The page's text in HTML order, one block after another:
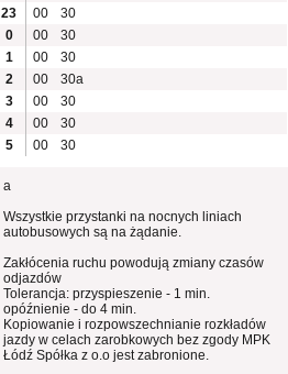
23
00
30
0
00
30
1
00
30
2
00
30a
3
00
30
4
00
30
5
00 30
a
Wszystkie przystanki na nocnych liniach
autobusowych są na żądanie.
Zakłócenia ruchu powodują zmiany czasów
odjazdów
Tolerancja: przyspieszenie - 1 min.
opóźnienie - do 4 min.
Kopiowanie i rozpowszechnianie rozkładów
jazdy w celach zarobkowych bez zgody MPK
Łódź Spółka z o.o jest zabronione.